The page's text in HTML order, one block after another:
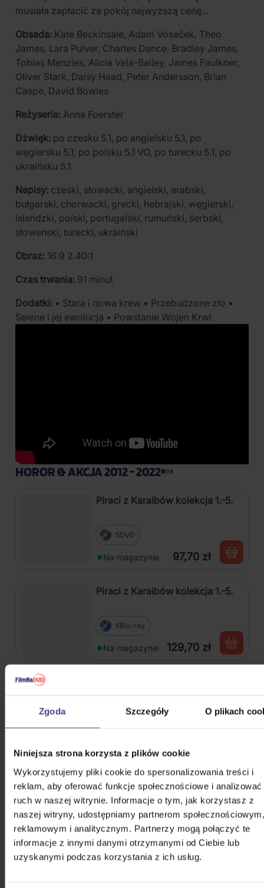
Zgoda Szczegóły O plikach
Niniejsza strona korzysta z plików cookie
Wykorzystujemy pliki cookie do spersonalizowania treści i
reklam, aby oferować funkcje społecznościowe i analizować
ruch w naszej witrynie. Informacje o tym, jak korzystasz z
naszej witryny, udostępniamy partnerom społecznościowym,
reklamowym i analitycznym. Partnerzy mogą połączyć te
informacje z innymi danymi otrzymanymi od Ciebie lub
uzyskanymi podczas korzystania z ich usług.
musiała zapłacić za pokój najwyższą cenę...
Obsada: Kate Beckinsale, Adam Voseček, Theo
James, Lara Pulver, Charles Dance, Bradley James,
Tobias Menzies, Alicia Vela-Bailey, James Faulkner,
Oliver Stark, Daisy Head, Peter Andersson, Brian
Caspe, David Bowles
Reżyseria: Anna Foerster
Dźwięk: po czesku 5.1, po angielsku 5.1, po
węgiersku 5.1, po polsku 5.1 VO, po turecku 5.1, po
ukraińsku 5.1
Napisy: czeski, słowacki, angielski, arabski,
bułgarski, chorwacki, grecki, hebrajski, węgierski,
islandzki, polski, portugalski, rumuński, serbski,
słoweński, turecki, ukraiński
Obraz: 16:9 2.40:1
Czas trwania: 91 minut
Dodatki: • Stara i nowa krew • Przebudzone zło •
Selene i jej ewolucja • Powstanie Wojen Krwi
HOROR & AKCJA 2012 - 2022
Piraci z Karaibów kolekcja 1.-5.
5DVD
Na magazynie 97,70 zł
Piraci z Karaibów kolekcja 1.-5.
5Blu-ray
Na magazynie 129,70 zł
DVD
Władca Pierścieni kolekcja
3DVD
Na magazynie 48,80 zł
Jurský svět kolekcja 1.- 6.